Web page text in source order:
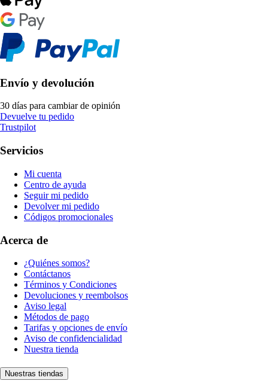
Envío y devolución
30 días para cambiar de opinión
Devuelve tu pedido
Trustpilot
Servicios
Mi cuenta
Centro de ayuda
Seguir mi pedido
Devolver mi pedido
Códigos promocionales
Acerca de
¿Quiénes somos?
Contáctanos
Términos y Condiciones
Devoluciones y reembolsos
Aviso legal
Métodos de pago
Tarifas y opciones de envío
Aviso de confidencialidad
Nuestra tienda
Nuestras tiendas